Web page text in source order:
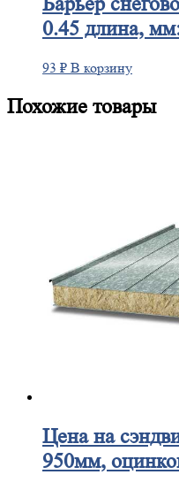
0.45 длина,
93 ₽ В корзину
Похожие товары
Ценана
950мм,